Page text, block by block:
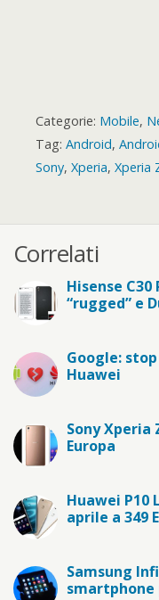
Categorie: Mobile,
Tag: Android,
Sony, Xperia, Xperia
Correlati
Hisense
“rugged” e
Google:
Huawei
Sony Xperia
Europa
Huawei P10
aprile a 349
Samsung
smartphone